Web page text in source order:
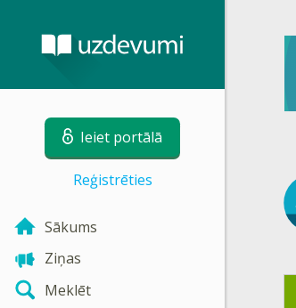
Ieiet portālā
Reģistrēties
Sākums
Ziņas
Meklēt